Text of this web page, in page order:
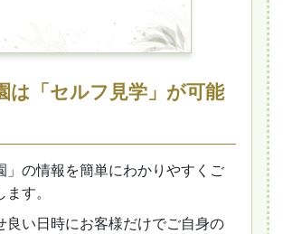
は「セルフ見学」が可能
」の情報を簡単にわかりやすくご
す。
良い日時にお客様だけでご自身の